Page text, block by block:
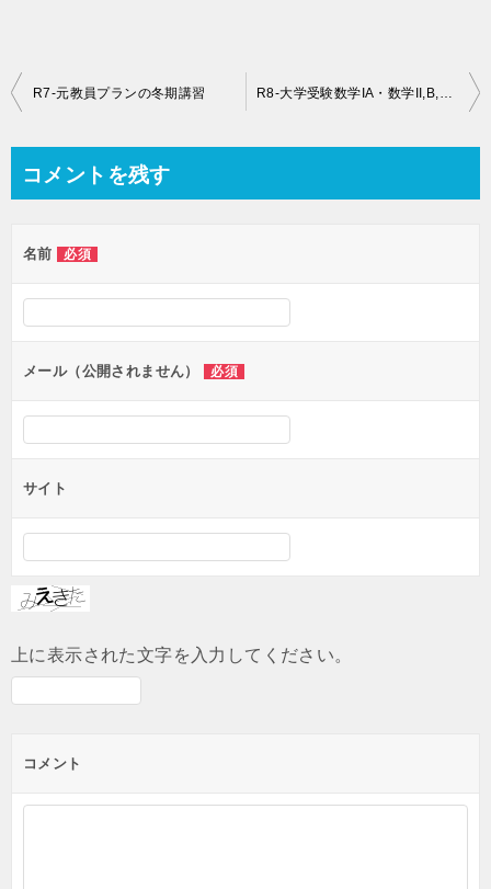
投
ビ
ー
シ
ョ
ン
R7-元教員プランの冬期講習
コメントを残す
名前 必須
メール（公開されません） 必須
サイト
上に表示された文字を入力してください。
コメント